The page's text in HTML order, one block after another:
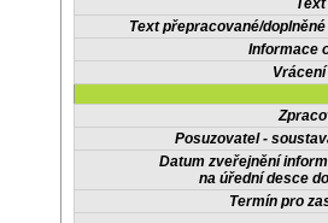
Text přepracované/
Informace
Posuzovatel -
Datum zveřejnění
na úřední desce
Termín pro